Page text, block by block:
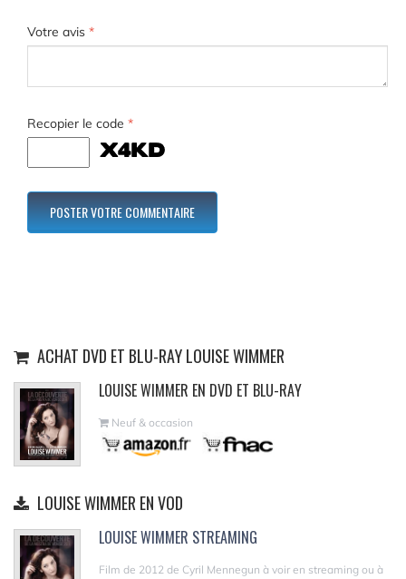
Votre avis *
Recopier le code *
ACHAT DVD ET BLU-RAY LOUISE WIMMER
LOUISE WIMMER EN DVD ET BLU-RAY
Neuf & occasion
LOUISE WIMMER EN VOD
LOUISE WIMMER STREAMING
Film de 2012 de Cyril Mennegun à voir en streaming ou à